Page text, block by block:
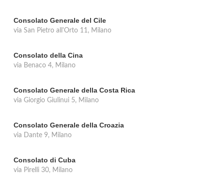
Consolato Generale del Cile
via San Pietro all'Orto 11, Milano
Consolato della Cina
via Benaco 4, Milano
Consolato Generale della Costa Rica
via Giorgio Giulinui 5, Milano
Consolato Generale della Croazia
via Dante 9, Milano
Consolato di Cuba
via Pirelli 30, Milano